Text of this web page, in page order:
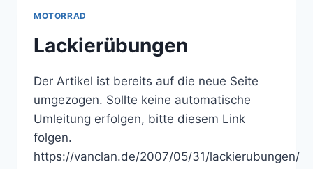
MOTORRAD
Lackierübungen
Der Artikel ist bereits auf die neue Seite
umgezogen. Sollte keine automatische
Umleitung erfolgen, bitte diesem Link
folgen.
https://vanclan.de/2007/05/31/lackierubungen/